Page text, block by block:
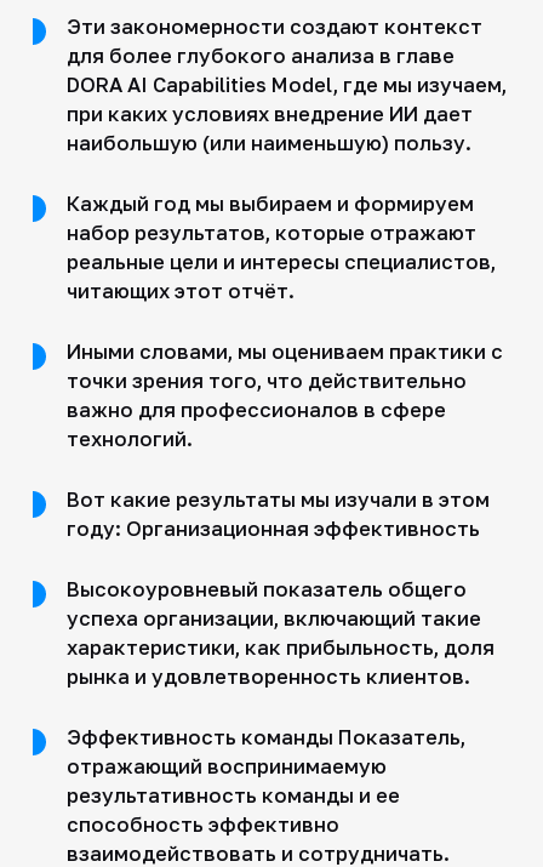
Эти закономерности создают контекст
для более глубокого анализа в главе
DORA AI Capabilities Model, где мы изучаем,
при каких условиях внедрение ИИ дает
наибольшую (или наименьшую) пользу.
Каждый год мы выбираем и формируем
набор результатов, которые отражают
реальные цели и интересы специалистов,
читающих этот отчёт.
Иными словами, мы оцениваем практики с
точки зрения того, что действительно
важно для профессионалов в сфере
технологий.
Вот какие результаты мы изучали в этом
году: Организационная эффективность
Высокоуровневый показатель общего
успеха организации, включающий такие
характеристики, как прибыльность, доля
рынка и удовлетворенность клиентов.
Эффективность команды Показатель,
отражающий воспринимаемую
результативность команды и ее
способность эффективно
взаимодействовать и сотрудничать.